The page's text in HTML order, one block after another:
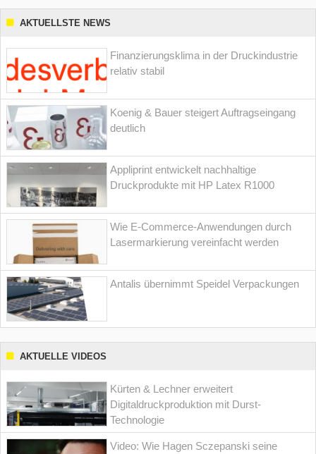
AKTUELLSTE NEWS
Finanzierungsklima in der Druckindustrie
relativ stabil
Koenig & Bauer steigert Auftragseingang
deutlich
Appliprint entwickelt nachhaltige
Druckprodukte mit HP Latex R1000
Wie E-Commerce-Anwendungen durch
Lasermarkierung vereinfacht werden
Antalis übernimmt Speidel Verpackungen
AKTUELLE VIDEOS
Kürten & Lechner erweitert
Digitaldruckproduktion mit Durst-
Technologie
Video: Wie Hagen Sczepanski seine